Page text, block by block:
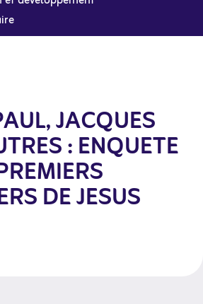
JACQUES
: ENQUETE
DE JESUS